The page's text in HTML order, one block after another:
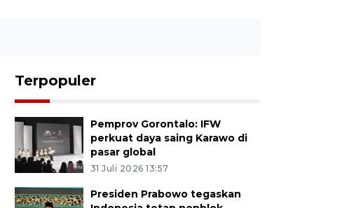
Terpopuler
Pemprov Gorontalo: IFW
perkuat daya saing Karawo di
pasar global
31 Juli 2026 13:57
Presiden Prabowo tegaskan